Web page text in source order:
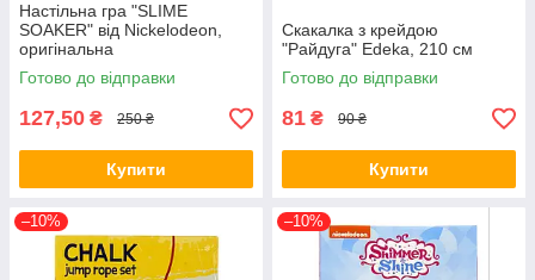
Настільна гра "SLIME
SOAKER" від Nickelodeon,
оригінальна
Готово до відправки
127,50 ₴ 250 ₴
Купити
Скакалка з крейдою
"Райдуга" Edeka, 210 см
Готово до відправки
81 ₴ 90 ₴
Купити
–10% –10%